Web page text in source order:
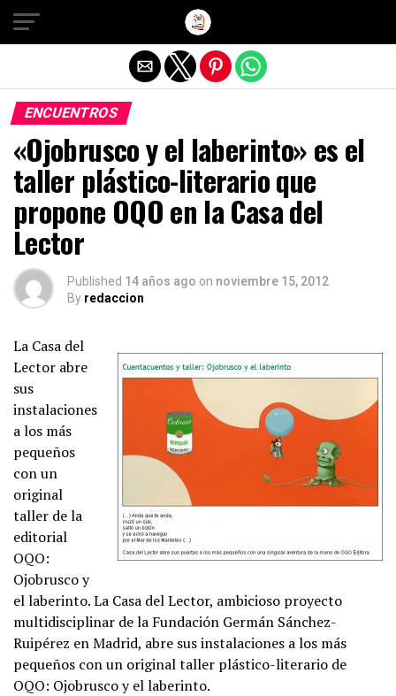
ENCUENTROS
«Ojobrusco y el laberinto» es el
taller plástico-literario que
propone OQO en la Casa del
Lector
Published 14 años ago on noviembre 15, 2012
By redaccion
La Casa del
Lector abre
sus
instalaciones
a los más
pequeños
con un
original
taller de la
editorial
OQO:
Ojobrusco y
el laberinto. La Casa del Lector, ambicioso proyecto
multidisciplinar de la Fundación Germán Sánchez-
Ruipérez en Madrid, abre sus instalaciones a los más
pequeños con un original taller plástico-literario de
OQO: Ojobrusco y el laberinto.
Salir de la versión móvil